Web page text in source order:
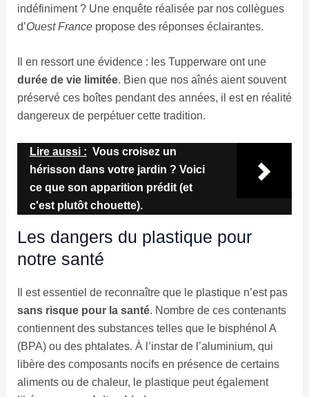
indéfiniment ? Une enquête réalisée par nos collègues
d’Ouest Francepropose des réponses éclairantes.
Il en ressort une évidence : les Tupperware ont une
durée de vie limitée. Bien que nos aînés aient souvent
préservé ces boîtes pendant des années, il est en réalité
dangereux de perpétuer cette tradition.
Lire aussi : Vous croisez un
hérisson dans votre jardin ? Voici
ce que son apparition prédit (et
c'est plutôt chouette).
Les dangers du plastique pour
notre santé
Il est essentiel de reconnaître que le plastique n’est pas
sans risque pour la santé. Nombre de ces contenants
contiennent des substances telles que le bisphénol A
(BPA) ou des phtalates. À l’instar de l’aluminium, qui
libère des composants nocifs en présence de certains
aliments ou de chaleur, le plastique peut également